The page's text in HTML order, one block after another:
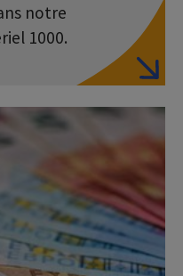
notre
1000.